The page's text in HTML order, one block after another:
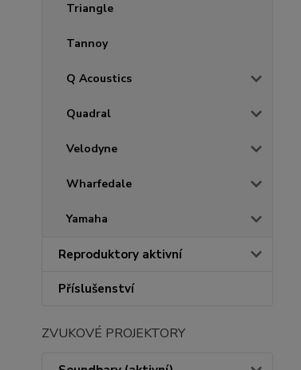
Triangle
Tannoy
Q Acoustics
Quadral
Velodyne
Wharfedale
Yamaha
Reproduktory aktivní
Příslušenství
ZVUKOVÉ PROJEKTORY